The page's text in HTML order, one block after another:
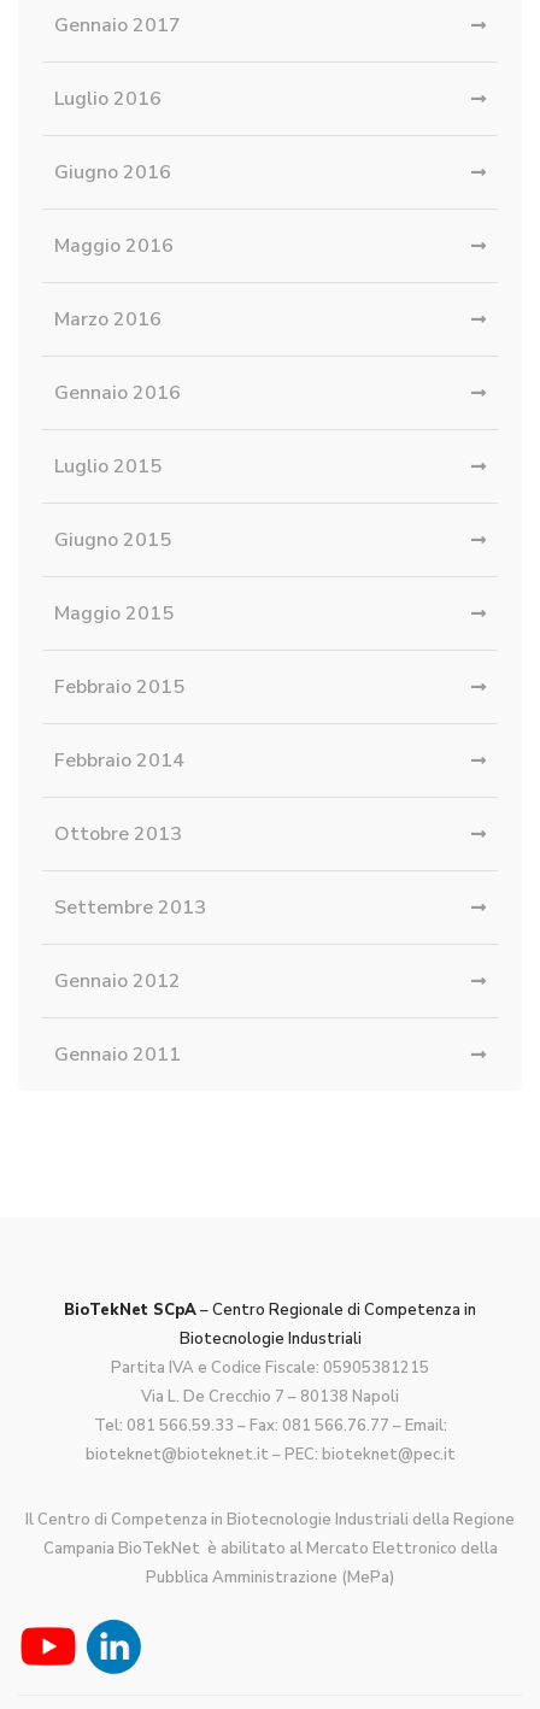
Gennaio 2017
Luglio 2016
Giugno 2016
Maggio 2016
Marzo 2016
Gennaio 2016
Luglio 2015
Giugno 2015
Maggio 2015
Febbraio 2015
Febbraio 2014
Ottobre 2013
Settembre 2013
Gennaio 2012
Gennaio 2011
BioTekNet SCpA– Centro Regionale di Competenza in
Biotecnologie Industriali
Partita IVA e Codice Fiscale: 05905381215
Via L. De Crecchio 7 – 80138 Napoli
Tel: 081 566.59.33 – Fax: 081 566.76.77 – Email:
bioteknet@bioteknet.it – PEC: bioteknet@pec.it
Il Centro di Competenza in Biotecnologie Industriali della Regione
Campania BioTekNet è abilitato al Mercato Elettronico della
Pubblica Amministrazione (MePa)